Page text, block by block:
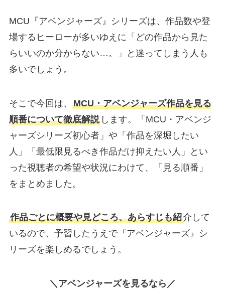
MCU『アベンジャーズ』シリーズは、作品数や登
場するヒーローが多いゆえに「どの作品から見た
らいいのか分からない…。」と迷ってしまう人も
多いでしょう。
そこで今回は、 MCU・アベンジャーズ作品を見る
順番について徹底解説します。「MCU・アベンジ
ャーズシリーズ初心者」や「作品を深堀したい
人」「最低限見るべき作品だけ抑えたい人」とい
った視聴者の希望や状況にわけて、「見る順番」
をまとめました。
作品ごとに概要や見どころ、あらすじも紹介して
いるので、予習したうえで『アベンジャーズ』シ
リーズを楽しめるでしょう。
＼アベンジャーズを見るなら／